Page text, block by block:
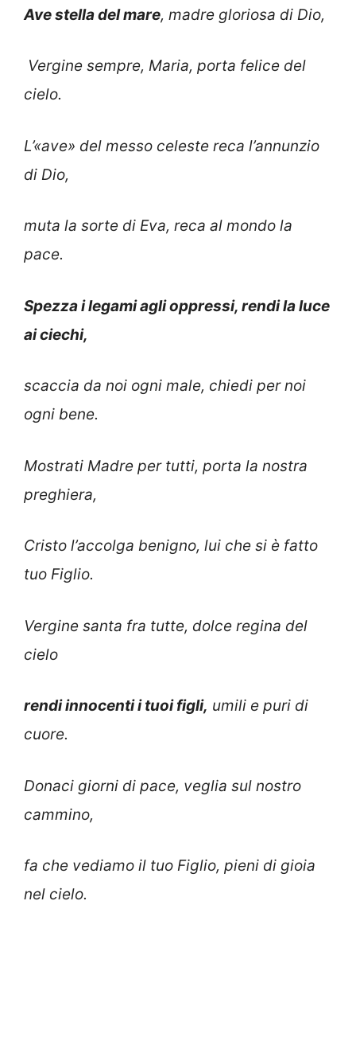
Ave stella del mare, madre gloriosa di Dio,
Vergine sempre, Maria, porta felice del
cielo.
L’«ave» del messo celeste reca l’annunzio
di Dio,
muta la sorte di Eva, reca al mondo la
pace.
Spezza i legami agli oppressi, rendi la luce
ai ciechi,
scaccia da noi ogni male, chiedi per noi
ogni bene.
Mostrati Madre per tutti, porta la nostra
preghiera,
Cristo l’accolga benigno, lui che si è fatto
tuo Figlio.
Vergine santa fra tutte, dolce regina del
cielo
rendi innocenti i tuoi figli, umili e puri di
cuore.
Donaci giorni di pace, veglia sul nostro
cammino,
fa che vediamo il tuo Figlio, pieni di gioia
nel cielo.